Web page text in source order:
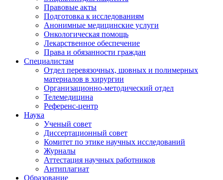
Правовые акты
Подготовка к исследованиям
Анонимные медицинские услуги
Онкологическая помощь
Лекарственное обеспечение
Права и обязанности граждан
Специалистам
Отдел перевязочных, шовных и полимерных
материалов в хирургии
Организационно-методический отдел
Телемедицина
Референс-центр
Наука
Ученый совет
Диссертационный совет
Комитет по этике научных исследований
Журналы
Аттестация научных работников
Антиплагиат
Образование